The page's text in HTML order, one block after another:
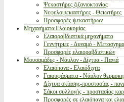
Ψεκαστήρες ζιζανιοκτονίας
Νεφελοψεκαστήρες - Θειωτήρες
Προσφορές ψεκαστήρων
Μηχανήματα Ελαιοκομίας
Ελαιοραβδιστικά μηχανήματα
Γεννήτριες - Δυναμό -
Προσφορές ελαιοραβδιστικών
Μουσαμάδες - Νάυλον - Δίχτυα - Πανιά
Ελαιόπανα - Ελαιόδιχτα
Γαιουφάσματα - Νάυλον
Δίχτυα σκίασης-προστασίας -
Σάκοι συλλογής - προστασίας
Προσφορές σε ελαιόπανα και